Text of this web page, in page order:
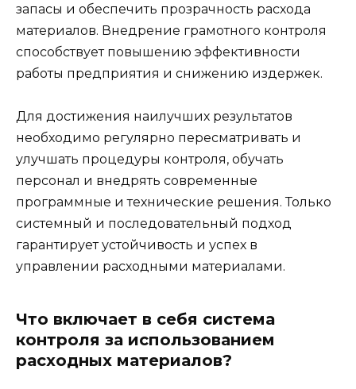
запасы и обеспечить прозрачность расхода
материалов. Внедрение грамотного контроля
способствует повышению эффективности
работы предприятия и снижению издержек.
Для достижения наилучших результатов
необходимо регулярно пересматривать и
улучшать процедуры контроля, обучать
персонал и внедрять современные
программные и технические решения. Только
системный и последовательный подход
гарантирует устойчивость и успех в
управлении расходными материалами.
Что включает в себя система
контроля за использованием
расходных материалов?